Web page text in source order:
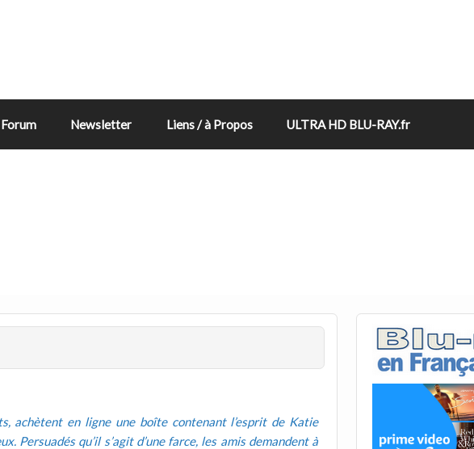
Forum Newsletter Liens / à Propos ULTRA HD BLU-RAY.fr
achètent en ligne une boîte contenant l’esprit de Katie
Persuadés qu’il s’agit d’une farce, les amis demandent à